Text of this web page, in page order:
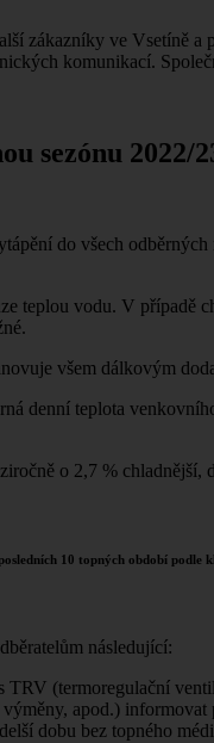
zákazníky ve Vsetíně
komunikací.
sezónu 2022/
do všech
teplou vodu. V případě
všem dálkovým
denní teplota
o 2,7 %
10 topných období podle
následující:
(termoregulační
apod.) informovat
dobu bez topného